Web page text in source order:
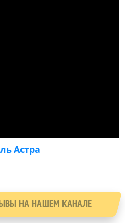
Астра
НА НАШЕМ КАНАЛЕ